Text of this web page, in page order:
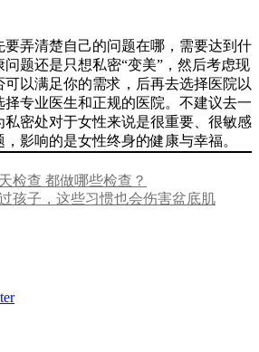
弄清楚自己的问题在哪，需要达到什
题还是只想私密“变美”，然后考虑现
以满足你的需求，后再去选择医院以
择专业医生和正规的医院。不建议去一
密处对于女性来说是很重要、很敏感
影响的是女性终身的健康与幸福。
检查 都做哪些检查？
孩子，这些习惯也会伤害盆底肌